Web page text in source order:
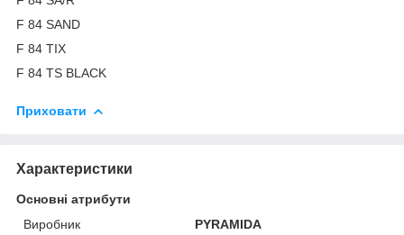
F 84 SAND
F 84 TIX
F 84 TS BLACK
Приховати
Характеристики
Основні атрибути
Виробник
PYRAMIDA